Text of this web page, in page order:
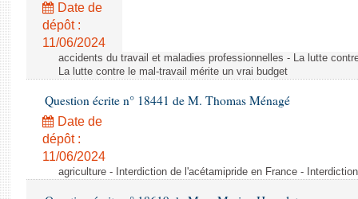
Date de
dépôt :
11/06/2024
accidents du travail et maladies professionnelles - La lutte
La lutte contre le mal-travail mérite un vrai budget
Question écrite n° 18441 de M. Thomas Ménagé
Date de
dépôt :
11/06/2024
agriculture - Interdiction de l'acétamipride en France -